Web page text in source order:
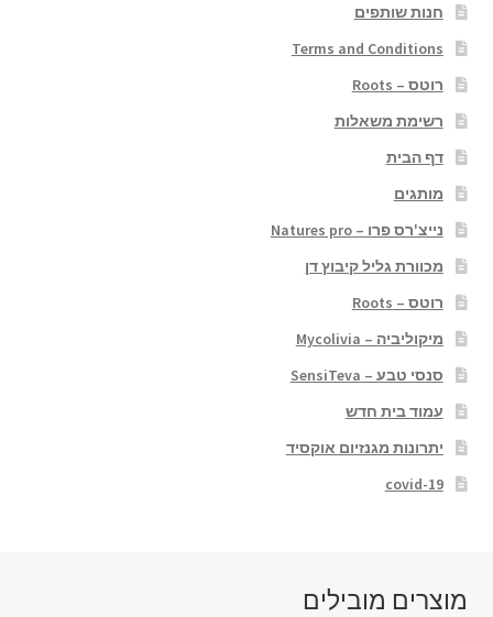
חנות שותפים
Terms and Conditions
רוטס – Roots
רשימת משאלות
דף הבית
מותגים
נייצ'רס פרו – Natures pro
מכוורת גליל קיבוץ דן
רוטס – Roots
מיקוליביה – Mycolivia
סנסי טבע – SensiTeva
עמוד בית חדש
יתרונות מגנזיום אוקסיד
covid-19
מוצרים מובילים